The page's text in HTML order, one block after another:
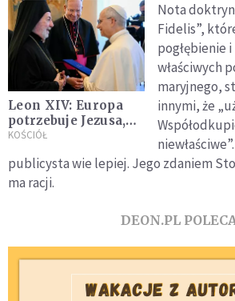
Leon XIV: Europa
potrzebuje Jezusa,
On jest jej drogą i
KOŚCIÓŁ
Nota
Fidelis”,
pogłębienie
właściwych
maryjnego,
innymi, że
publicysta wie lepiej. Jego zdaniem
ma racji.
DEON.PL